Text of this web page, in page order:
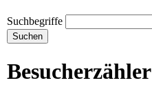
Suchbegriffe
Besucherzähler